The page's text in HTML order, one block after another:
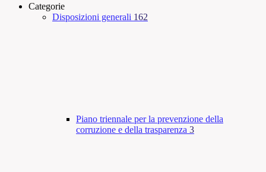
Categorie
Disposizioni generali 162
Piano triennale per la prevenzione della
corruzione e della trasparenza 3